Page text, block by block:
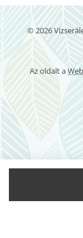
© 2026
Az oldalt a